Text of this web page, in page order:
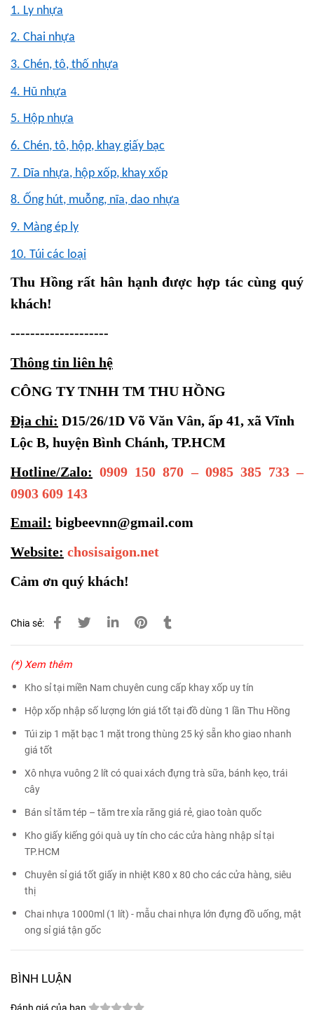
1. Ly nhựa
2. Chai nhựa
3. Chén, tô, thố nhựa
4. Hũ nhựa
5. Hộp nhựa
6. Chén, tô, hộp, khay giấy bạc
7. Dĩa nhựa, hộp xốp, khay xốp
8. Ống hút, muỗng, nĩa, dao nhựa
9. Màng ép ly
10. Túi các loại
Thu Hồng rất hân hạnh được hợp tác cùng quý
khách!
--------------------
Thông tin liên hệ
CÔNG TY TNHH TM THU HỒNG
Địa chỉ: D15/26/1D Võ Văn Vân, ấp 41, xã Vĩnh
Lộc B, huyện Bình Chánh, TP.HCM
Hotline/Zalo: 0909 150 870 – 0985 385 733 –
0903 609 143
Email: bigbeevnn@gmail.com
Website: chosisaigon.net
Cảm ơn quý khách!
Chia sẻ:
(*) Xem thêm
Kho sỉ tại miền Nam chuyên cung cấp khay xốp uy tín
Hộp xốp nhập số lượng lớn giá tốt tại đồ dùng 1 lần Thu Hồng
Túi zip 1 mặt bạc 1 mặt trong thùng 25 ký sẵn kho giao nhanh
giá tốt
Xô nhựa vuông 2 lít có quai xách đựng trà sữa, bánh kẹo, trái
cây
Bán sỉ tăm tép – tăm tre xỉa răng giá rẻ, giao toàn quốc
Kho giấy kiếng gói quà uy tín cho các cửa hàng nhập sỉ tại
TP.HCM
Chuyên sỉ giá tốt giấy in nhiệt K80 x 80 cho các cửa hàng, siêu
thị
Chai nhựa 1000ml (1 lít) - mẫu chai nhựa lớn đựng đồ uống, mật
ong sỉ giá tận gốc
BÌNH LUẬN